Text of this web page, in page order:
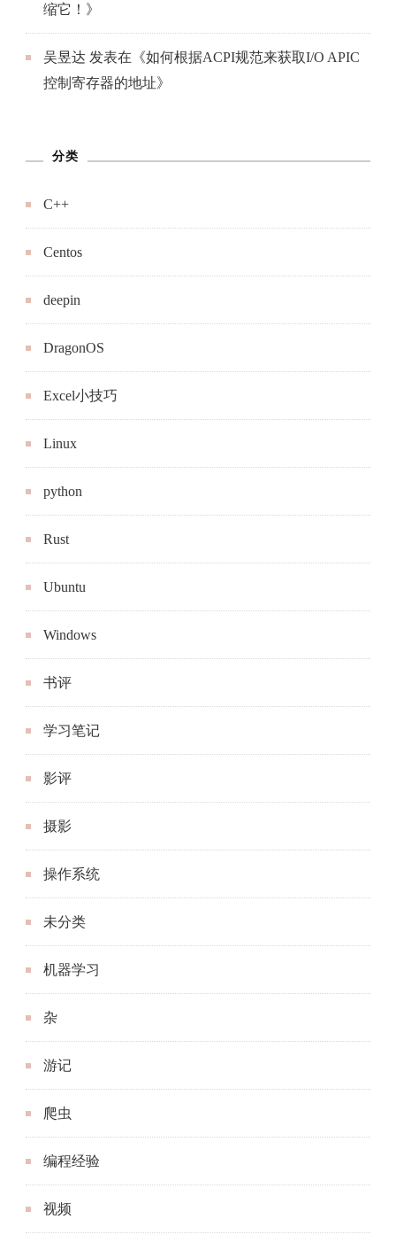
缩它！ 》
吴昱达 发表在《如何根据ACPI规范来获取I/O APIC
控制寄存器的地址》
分类
C++
Centos
deepin
DragonOS
Excel小技巧
Linux
python
Rust
Ubuntu
Windows
书评
学习笔记
影评
摄影
操作系统
未分类
机器学习
杂
游记
爬虫
编程经验
视频